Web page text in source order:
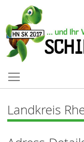
Landkreis